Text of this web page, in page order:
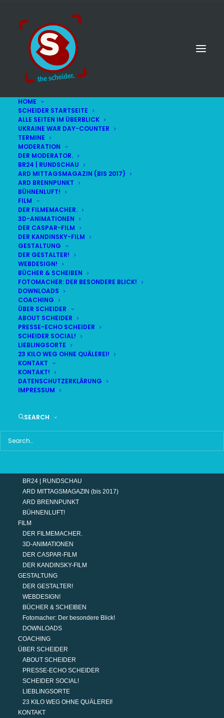
HOME
SCHEIDER STARTSEITE
ALLE SEITEN IM ÜBERBLICK
UKRAINE WAR DAY-COUNTER
TERMINE
MODERATION
DER MODERATOR.
BR24 | RUNDSCHAU
ARD MITTAGSMAGAZIN (BIS 2017)
ARD BRENNPUNKT
BÜHNENLUFT!
FILM
DER FILMEMACHER.
3D-ANIMATIONEN
DER CASPAR-FILM
DER KANDINSKY-FILM
GESTALTUNG
DER GESTALTER!
WEBDESIGN!
BÜCHER & SCHEIBEN
FOTOMACHER: DER BESONDERE BLICK!
DOWNLOADS
COACHING
ÜBER SCHEIDER
ABOUT SCHEIDER
PRESSE-ECHO SCHEIDER
SCHEIDER SOCIAL!
LIEBLINGSORTE
23 KILO WEG OHNE QUÄLEREI!
KONTAKT
KONTAKT!
DATENSCHUTZERKLÄRUNG
IMPRESSUM
SEARCH
© STEFAN SCHEIDER
LIVE(alle Termine
DEMNÄCHST:
FR
07
AUG
BR24 | 18.30 UHR
BR MÜNCHEN FREIMANN
HAUPTMENÜ
SCHEIDER STARTSEITE
UKRAINE WAR DAY-COUNTER
TERMINE
BR24 | RUNDSCHAU
ARD MITTAGSMAGAZIN (bis 2017)
ARD BRENNPUNKT
BÜHNENLUFT!
FILM
DER FILMEMACHER.
3D-ANIMATIONEN
DER CASPAR-FILM
DER KANDINSKY-FILM
GESTALTUNG
DER GESTALTER!
WEBDESIGN!
BÜCHER & SCHEIBEN
Fotomacher: Der besondere Blick!
DOWNLOADS
COACHING
ÜBER SCHEIDER
ABOUT SCHEIDER
PRESSE-ECHO SCHEIDER
SCHEIDER SOCIAL!
LIEBLINGSORTE
23 KILO WEG OHNE QUÄLEREI!
KONTAKT